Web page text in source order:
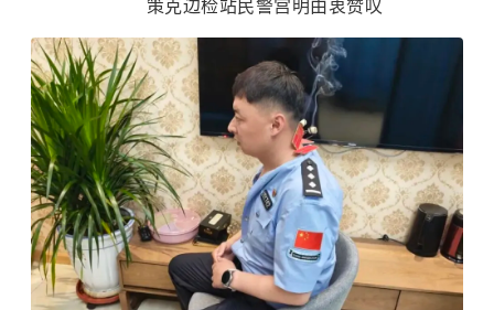
策克边检站民警宫明由衷赞叹